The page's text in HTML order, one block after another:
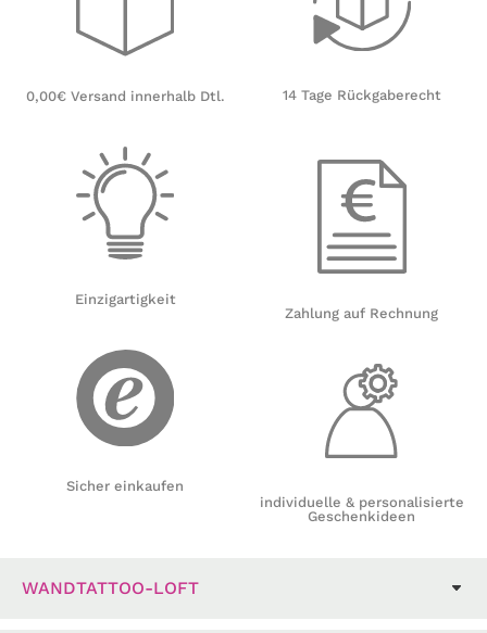
0,00€ Versand innerhalb Dtl.
Einzigartigkeit
Sicher einkaufen
14 Tage Rückgaberecht
Zahlung auf Rechnung
individuelle & personalisierte
Geschenkideen
WANDTATTOO-LOFT